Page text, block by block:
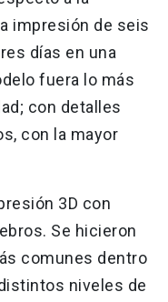
impresión de seis
días en una
fuera lo más
con detalles
con la mayor
3D con
Se hicieron
comunes dentro
niveles de